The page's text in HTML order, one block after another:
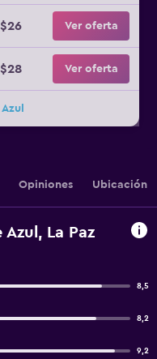
$26 Ver oferta
$28 Ver oferta
Opiniones Ubicación
La Paz
8,5
8,2
9,2